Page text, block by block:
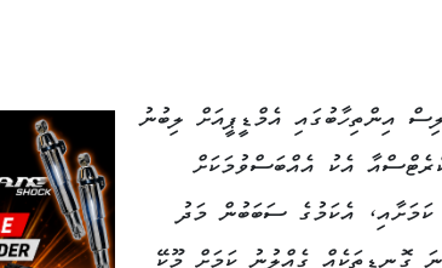
އިންތިހާބުގައި އެމްޑީޕީއަށް ލިބުނު
އެކު އެއްބަސްވުމަކަށް
އެކަމުގެ ސަބަބުން މަދު